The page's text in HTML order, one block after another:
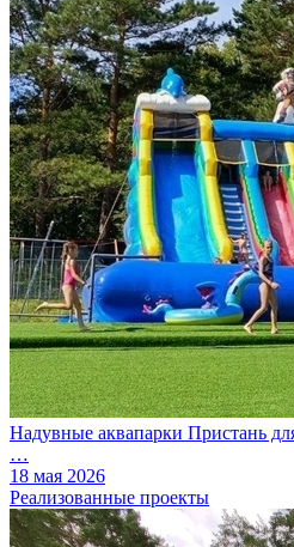
Надувные аквапарки Пристань
…
18 мая 2026
Реализованные проекты